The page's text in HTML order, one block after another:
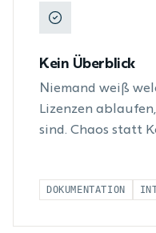
Kein Überblick
Niemand weiß
Lizenzen
sind. Chaos statt
DOKUMENTATION